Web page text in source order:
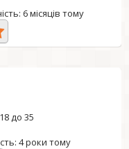
6 місяців тому
до 35
4 роки тому